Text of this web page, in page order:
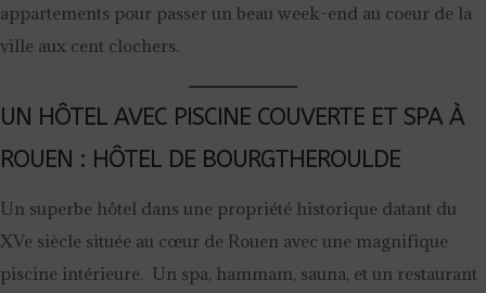
appartements pour passer un beau week-end au coeur de la
ville aux cent clochers.
UN HÔTEL AVEC PISCINE COUVERTE ET SPA À
ROUEN : HÔTEL DE BOURGTHEROULDE
Un superbe hôtel dans une propriété historique datant du
XVe siècle située au cœur de Rouen avec une magnifique
piscine intérieure. Un spa, hammam, sauna, et un restaurant